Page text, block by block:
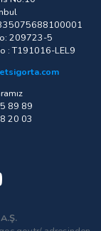
209723-5
: T191016-LEL9
89 89
20 03